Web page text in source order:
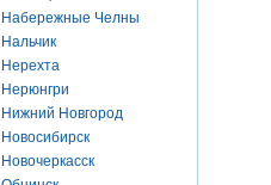
Набережные Челны
Нальчик
Нерехта
Нерюнгри
Нижний Новгород
Новосибирск
Новочеркасск